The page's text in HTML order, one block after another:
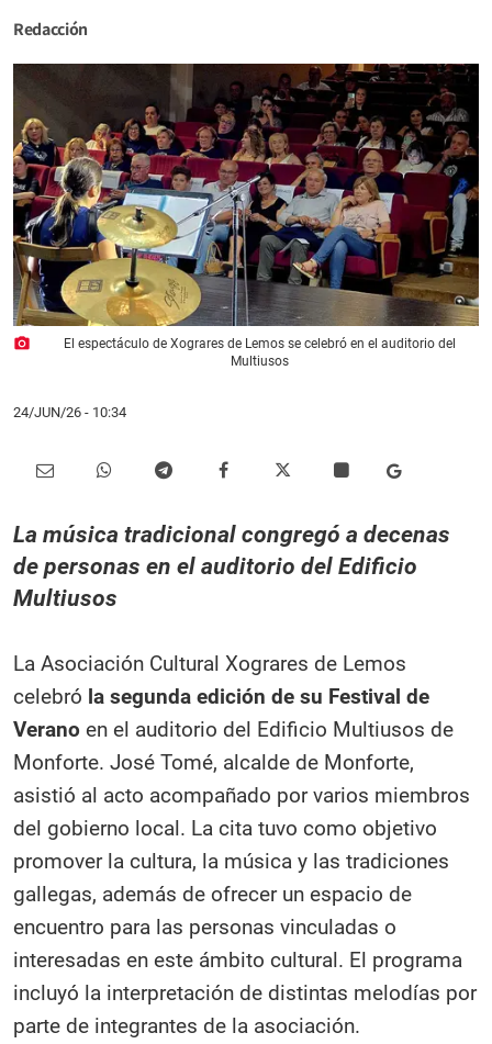
Redacción
photo_camera
El espectáculo de Xograres de Lemos se celebró en el auditorio del
Multiusos
24/JUN/26 - 10:34
La música tradicional congregó a decenas
de personas en el auditorio del Edificio
Multiusos
La Asociación Cultural Xograres de Lemos
celebró la segunda edición de su Festival de
Verano en el auditorio del Edificio Multiusos de
Monforte. José Tomé, alcalde de Monforte,
asistió al acto acompañado por varios miembros
del gobierno local. La cita tuvo como objetivo
promover la cultura, la música y las tradiciones
gallegas, además de ofrecer un espacio de
encuentro para las personas vinculadas o
interesadas en este ámbito cultural. El programa
incluyó la interpretación de distintas melodías por
parte de integrantes de la asociación.